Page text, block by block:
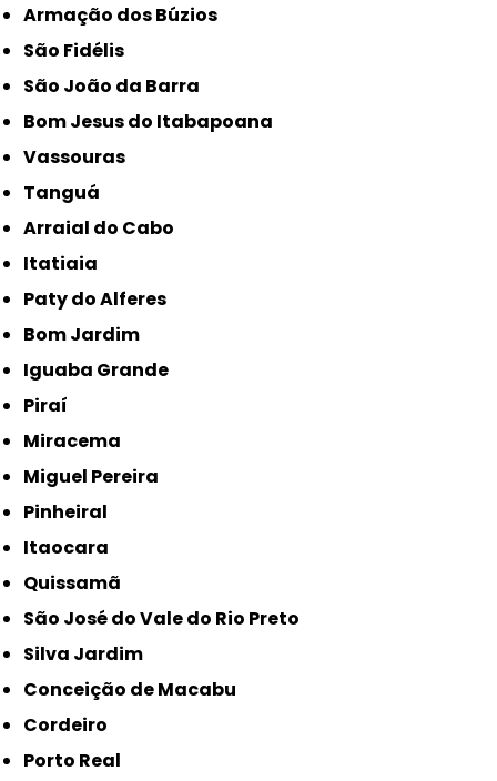
Armação dos Búzios
São Fidélis
São João da Barra
Bom Jesus do Itabapoana
Vassouras
Tanguá
Arraial do Cabo
Itatiaia
Paty do Alferes
Bom Jardim
Iguaba Grande
Piraí
Miracema
Miguel Pereira
Pinheiral
Itaocara
Quissamã
São José do Vale do Rio Preto
Silva Jardim
Conceição de Macabu
Cordeiro
Porto Real